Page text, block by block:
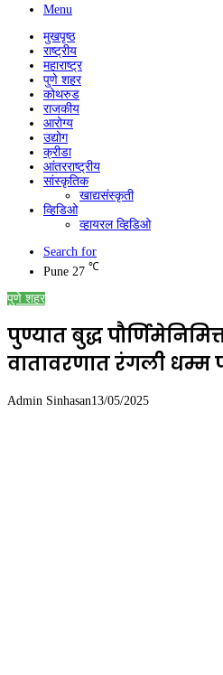
Menu
मुखपृष्ठ
राष्ट्रीय
महाराष्ट्र
पुणे शहर
कोथरुड
राजकीय
आरोग्य
उद्योग
क्रीडा
आंतरराष्ट्रीय
सांस्कृतिक
खाद्यसंस्कृती
व्हिडिओ
व्हायरल व्हिडिओ
Search for
Pune 27 ℃
पुणे शहर
पुण्यात बुद्ध
वातावरणात रंगली धम्म
Admin Sinhasan13/05/2025